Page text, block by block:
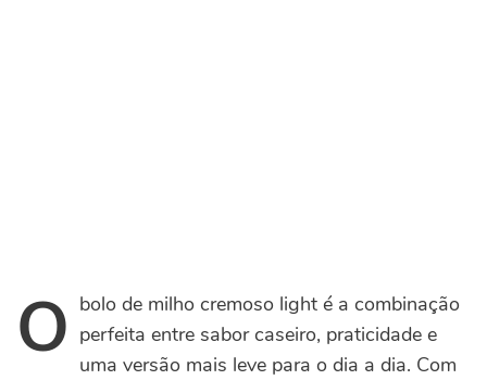
O bolo de milho cremoso light é a combinação
perfeita entre sabor caseiro, praticidade e
uma versão mais leve para o dia a dia. Com